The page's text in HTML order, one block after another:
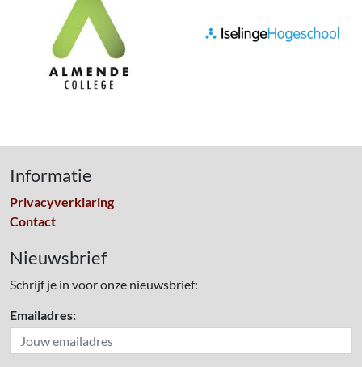
Informatie
Privacyverklaring
Contact
Nieuwsbrief
Schrijf je in voor onze nieuwsbrief:
Emailadres: